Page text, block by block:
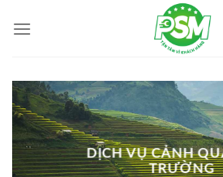
DỊCH VỤ CẢNH
TRƯỜNG